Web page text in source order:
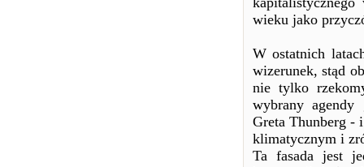
wieku jako
W ostatnich
wizerunek, stąd
nie tylko
wybrany agendy
Greta Thunberg -
klimatycznym i
Ta fasada jest